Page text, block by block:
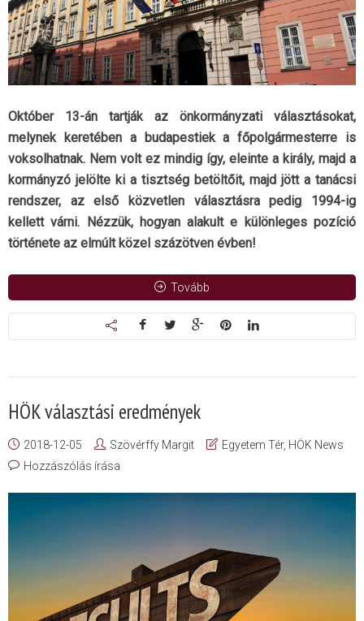
Október 13-án tartják az önkormányzati választásokat,
melynek keretében a budapestiek a főpolgármesterre is
voksolhatnak. Nem volt ez mindig így, eleinte a király, majd a
kormányzó jelölte ki a tisztség betöltőit, majd jött a tanácsi
rendszer, az első közvetlen választásra pedig 1994-ig
kellett várni. Nézzük, hogyan alakult e különleges pozíció
története az elmúlt közel százötven évben!
Tovább
HÖK választási eredmények
2018-12-05 Szövérffy Margit Egyetem Tér, HÖK News
Hozzászólás írása